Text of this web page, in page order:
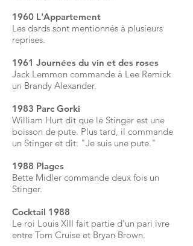
1960 L'Appartement
Les dards sont mentionnés à plusieurs
reprises.
1961 Journées du vin et des roses
Jack Lemmon commande à Lee Remick
un Brandy Alexander.
1983 Parc Gorki
William Hurt dit que le Stinger est une
boisson de pute. Plus tard, il commande
un Stinger et dit: "Je suis une pute."
1988 Plages
Bette Midler commande deux fois un
Stinger.
Cocktail 1988
Le roi Louis XIII fait partie d'un pari ivre
entre Tom Cruise et Bryan Brown.